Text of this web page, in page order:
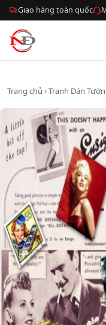
Giao hàng toàn quốc
Trang chủ ›Tranh Dán